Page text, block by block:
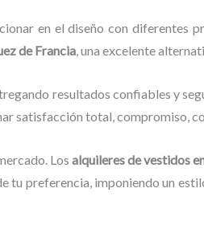
en el diseño con diferentes
de Francia, una excelente
resultados confiables y
satisfacción total, compromiso,
Losalquileres de vestidos
tu preferencia, imponiendo un